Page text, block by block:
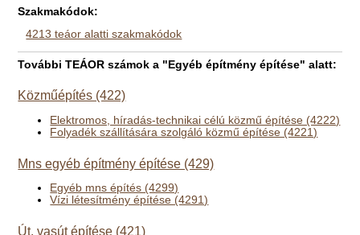
Szakmakódok:
4213 teáor alatti szakmakódok
További TEÁOR számok a "Egyéb építmény építése" alatt:
Közműépítés (422)
Elektromos, híradás-technikai célú közmű építése (4222)
Folyadék szállítására szolgáló közmű építése (4221)
Mns egyéb építmény építése (429)
Egyéb mns építés (4299)
Vízi létesítmény építése (4291)
Út, vasút építése (421)